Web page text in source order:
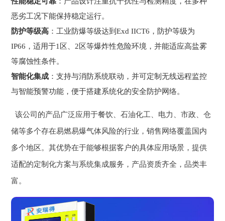
恶劣工况下能保持稳定运行。
防护等级高 ：工业防爆等级达到Exd IICT6，防护等级为
IP66，适用于1区、2区等爆炸性危险环境，并能适应高盐雾
等腐蚀性条件。
智能化集成 ：支持与消防系统联动，并可定制无线远程监控
与智能预警功能，便于搭建系统化的安全防护网络。
该公司的产品广泛应用于餐饮、石油化工、电力、市政、仓
储等多个存在易燃易爆气体风险的行业，销售网络覆盖国内
多个地区。其优势在于能够根据客户的具体应用场景，提供
适配的定制化方案与系统集成服务，产品资质齐全，品类丰
富。